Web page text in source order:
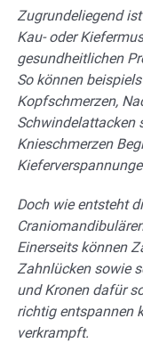
Zugrundeliegend
Kau- oder
gesundheitlichen
So können
Kopfschmerzen,
Schwindelattacken
Knieschmerzen
Doch wie entsteht
Einerseits können
Zahnlücken sowie
und Kronen dafür
richtig entspannen
verkrampft.